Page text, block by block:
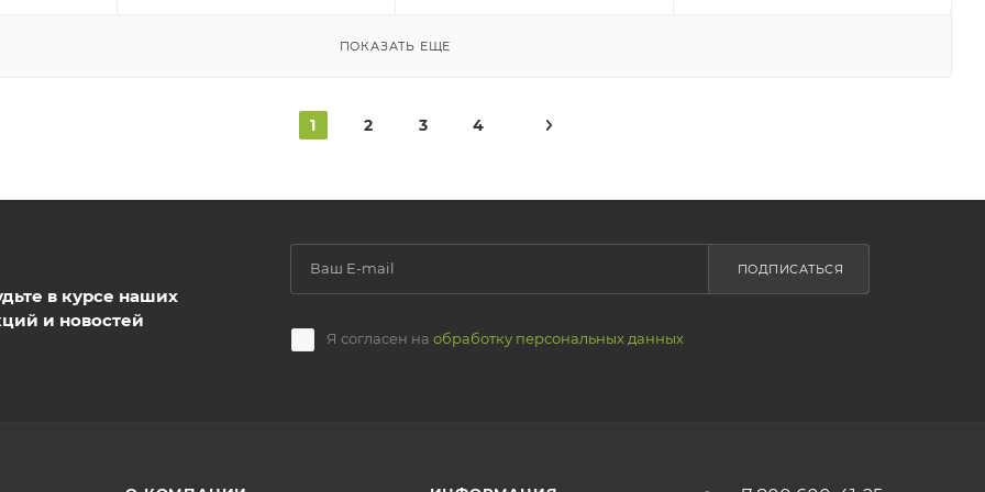
ПОКАЗАТЬ ЕЩЕ
1 2 3 4
в курсе наших
и новостей
Я согласен наобработку персональных данных
ПОДПИСАТЬСЯ